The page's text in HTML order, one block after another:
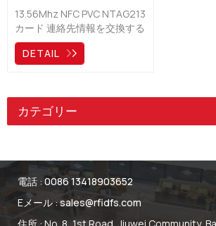
13.56Mhz NFC PVC NTAG213
カード 連絡先情報を交換する
優れた方法であり、新しいテ
クノロジーにより、非接触で
で、いつでもどこでも情報を
共有できます。
DETAIL
カテゴリー
電話 : 0086 13418903652
Eメール :sales@rfidfs.com